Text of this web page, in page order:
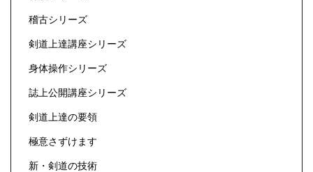
稽古シリーズ
剣道上達講座シリーズ
身体操作シリーズ
誌上公開講座シリーズ
剣道上達の要領
極意さずけます
新・剣道の技術